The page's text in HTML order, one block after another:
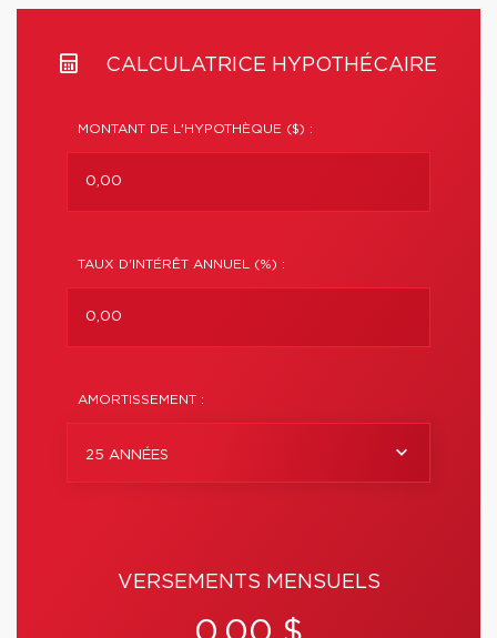
CALCULATRICE HYPOTHÉCAIRE
MONTANT DE L'HYPOTHÈQUE ($) :
TAUX D'INTÉRÊT ANNUEL (%) :
AMORTISSEMENT :
25 ANNÉES
VERSEMENTS MENSUELS